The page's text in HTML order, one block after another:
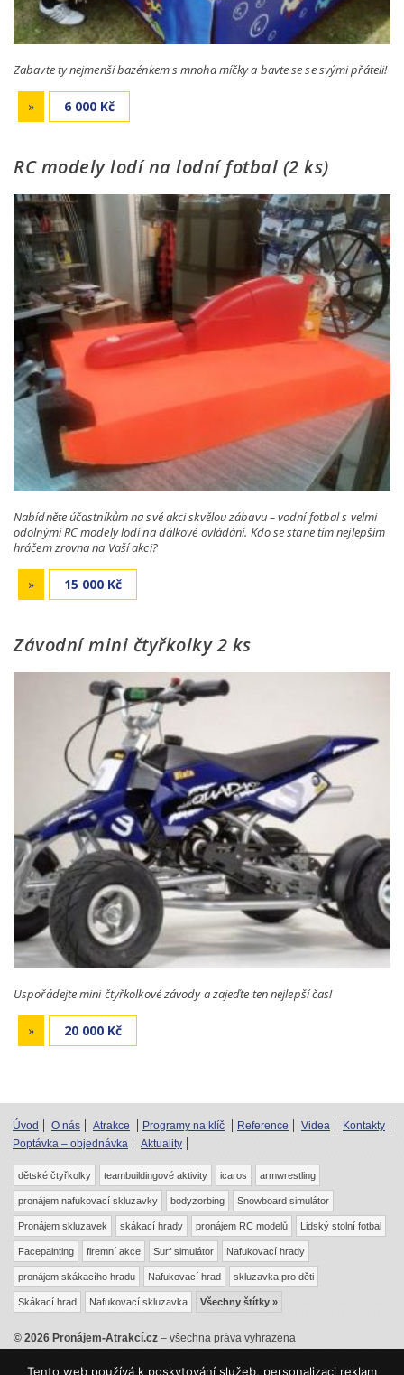
Zabavte ty nejmenší bazénkem s mnoha míčky a bavte se se svými přáteli!
» 6 000 Kč
RC modely lodí na lodní fotbal (2 ks)
Nabídněte účastníkům na své akci skvělou zábavu – vodní fotbal s velmi
odolnými RC modely lodí na dálkové ovládání. Kdo se stane tím nejlepším
hráčem zrovna na Vaší akci?
» 15 000 Kč
Závodní mini čtyřkolky 2 ks
Uspořádejte mini čtyřkolkové závody a zajeďte ten nejlepší čas!
» 20 000 Kč
Úvod O nás Atrakce Programy na klíč Reference Videa
Kontakty
Poptávka – objednávka
Aktuality
dětské čtyřkolky teambuildingové aktivity icaros armwrestling
pronájem nafukovací skluzavky bodyzorbing Snowboard simulátor
Pronájem skluzavek skákací hrady pronájem RC modelů Lidský stolní fotbal
Facepainting firemní akce Surf simulátor Nafukovací hrady
pronájem skákacího hradu Nafukovací hrad skluzavka pro děti
Skákací hrad Nafukovací skluzavka Všechny štítky »
© 2026 Pronájem-Atrakcí.cz – všechna práva vyhrazena
Kontaktní formuláře tohoto webu jsou chráněny službou Recaptcha –
Tento web používá k poskytování služeb, personalizaci reklam